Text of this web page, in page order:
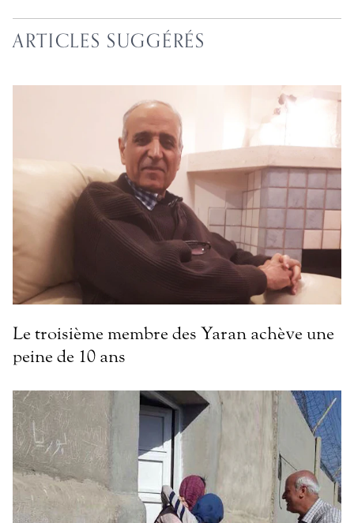
ARTICLES SUGGÉRÉS
Le troisième membre des Yaran achève une
peine de 10 ans